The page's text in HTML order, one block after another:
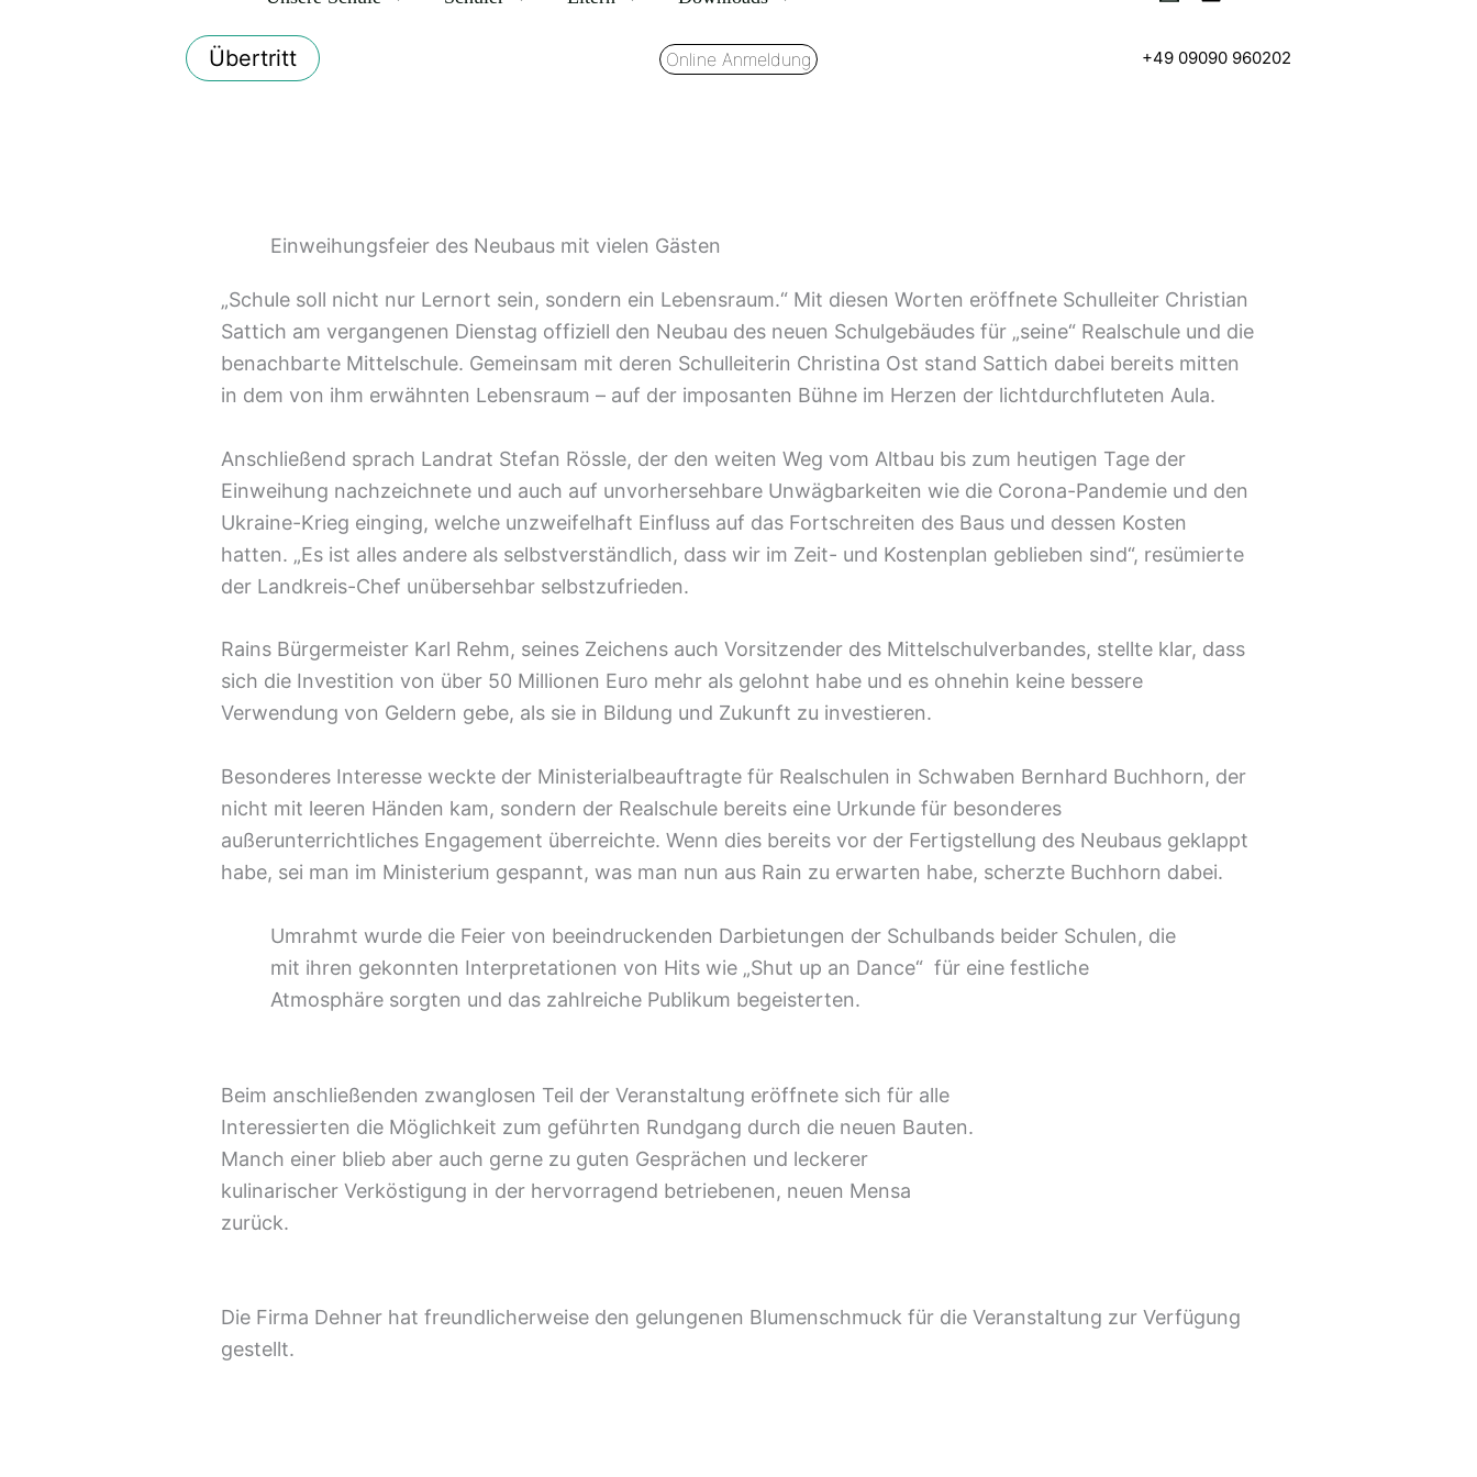
Übertritt Online Anmeldung +49 09090 960202
Einweihungsfeier des Neubaus mit vielen Gästen
„Schule soll nicht nur Lernort sein, sondern ein Lebensraum.“ Mit diesen Worten eröffnete Schulleiter Christian
Sattich am vergangenen Dienstag offiziell den Neubau des neuen Schulgebäudes für „seine“ Realschule und die
benachbarte Mittelschule. Gemeinsam mit deren Schulleiterin Christina Ost stand Sattich dabei bereits mitten
in dem von ihm erwähnten Lebensraum – auf der imposanten Bühne im Herzen der lichtdurchfluteten Aula.
Anschließend sprach Landrat Stefan Rössle, der den weiten Weg vom Altbau bis zum heutigen Tage der
Einweihung nachzeichnete und auch auf unvorhersehbare Unwägbarkeiten wie die Corona-Pandemie und den
Ukraine-Krieg einging, welche unzweifelhaft Einfluss auf das Fortschreiten des Baus und dessen Kosten
hatten. „Es ist alles andere als selbstverständlich, dass wir im Zeit- und Kostenplan geblieben sind“, resümierte
der Landkreis-Chef unübersehbar selbstzufrieden.
Rains Bürgermeister Karl Rehm, seines Zeichens auch Vorsitzender des Mittelschulverbandes, stellte klar, dass
sich die Investition von über 50 Millionen Euro mehr als gelohnt habe und es ohnehin keine bessere
Verwendung von Geldern gebe, als sie in Bildung und Zukunft zu investieren.
Besonderes Interesse weckte der Ministerialbeauftragte für Realschulen in Schwaben Bernhard Buchhorn, der
nicht mit leeren Händen kam, sondern der Realschule bereits eine Urkunde für besonderes
außerunterrichtliches Engagement überreichte. Wenn dies bereits vor der Fertigstellung des Neubaus geklappt
habe, sei man im Ministerium gespannt, was man nun aus Rain zu erwarten habe, scherzte Buchhorn dabei.
Umrahmt wurde die Feier von beeindruckenden Darbietungen der Schulbands beider Schulen, die
mit ihren gekonnten Interpretationen von Hits wie „Shut up an Dance“ für eine festliche
Atmosphäre sorgten und das zahlreiche Publikum begeisterten.
Beim anschließenden zwanglosen Teil der Veranstaltung eröffnete sich für alle
Interessierten die Möglichkeit zum geführten Rundgang durch die neuen Bauten.
Manch einer blieb aber auch gerne zu guten Gesprächen und leckerer
kulinarischer Verköstigung in der hervorragend betriebenen, neuen Mensa
zurück.
Die Firma Dehner hat freundlicherweise den gelungenen Blumenschmuck für die Veranstaltung zur Verfügung
gestellt.